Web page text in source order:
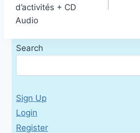
d’activités + CD
Audio
Search
Sign Up
Login
Register